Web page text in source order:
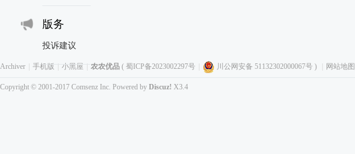
版务
投诉建议
Archiver 手机版 小黑屋 农农优品 ( 蜀ICP备2023002297号 川公网安备 51132302000067号 ) 网站地图
Copyright © 2001-2017 Comsenz Inc. Powered by Discuz! X3.4